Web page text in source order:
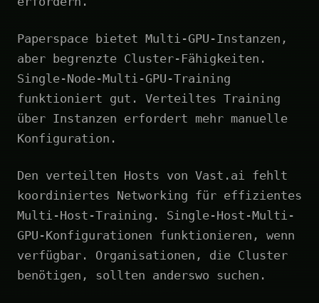
Paperspace bietet Multi-GPU-Instanzen,
aber begrenzte Cluster-Fähigkeiten.
Single-Node-Multi-GPU-Training
funktioniert gut. Verteiltes Training
über Instanzen erfordert mehr manuelle
Konfiguration.
Den verteilten Hosts von Vast.ai fehlt
koordiniertes Networking für effizientes
Multi-Host-Training. Single-Host-Multi-
GPU-Konfigurationen funktionieren, wenn
verfügbar. Organisationen, die Cluster
benötigen, sollten anderswo suchen.